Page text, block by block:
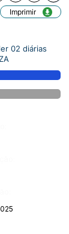
Imprimir
02 diárias